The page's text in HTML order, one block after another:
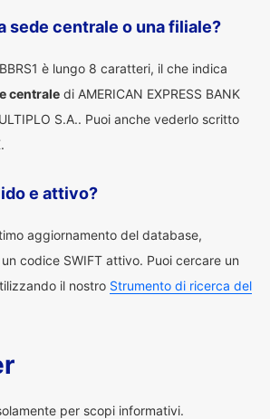
sede centrale o una filiale?
è lungo 8 caratteri, il che indica
centrale di AMERICAN EXPRESS BANK
S.A.. Puoi anche vederlo scritto
e attivo?
aggiornamento del database,
un codice SWIFT attivo. Puoi cercare un
il nostro Strumento di ricerca del
per scopi informativi.